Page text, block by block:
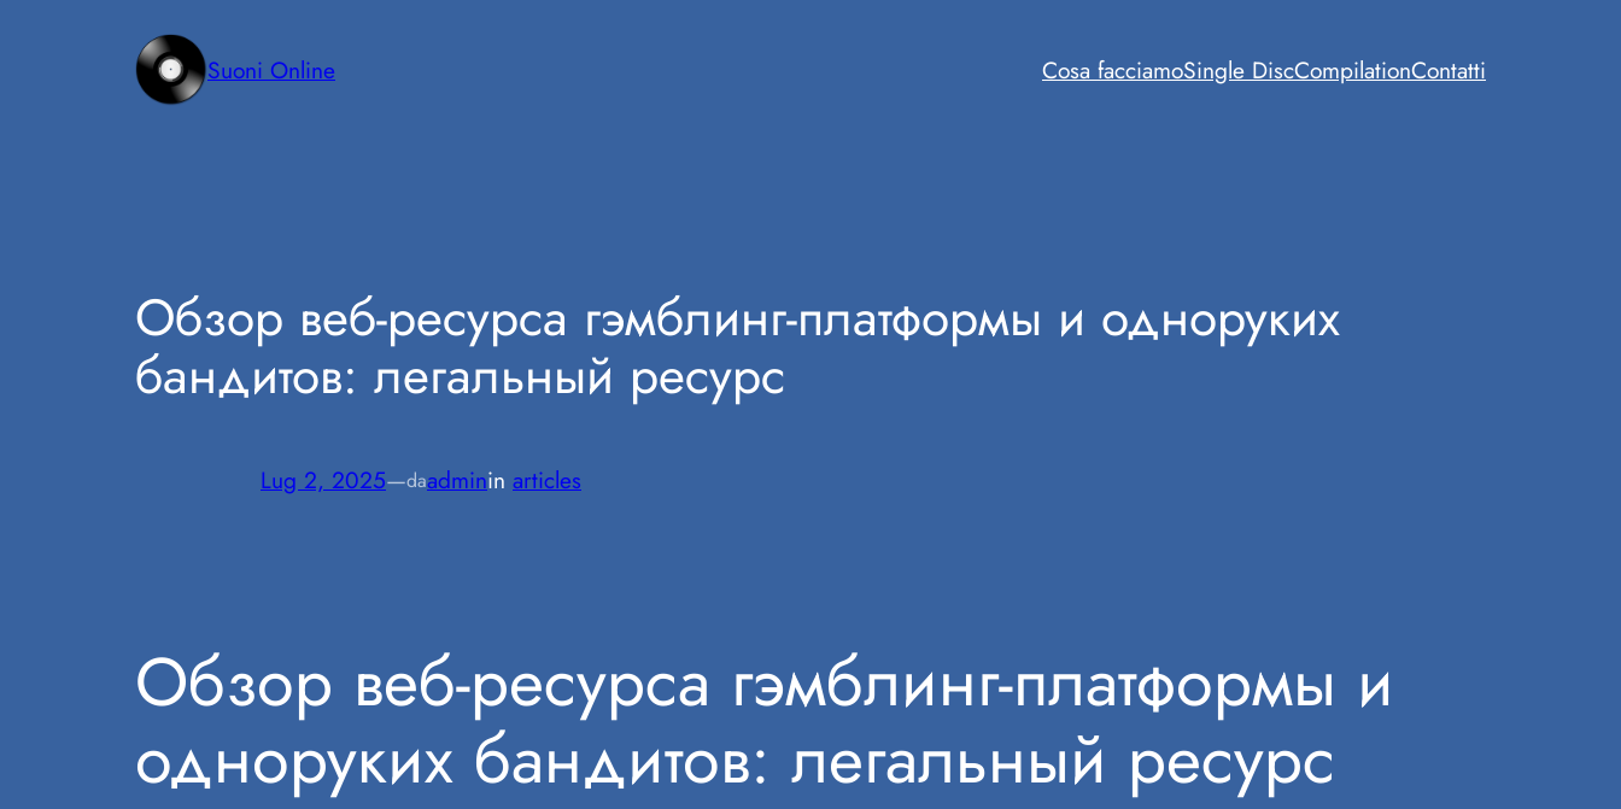
Suoni Online Cosa facciamoSingle DiscCompilationContatti
Обзор веб-ресурса гэмблинг-платформы и одноруких
бандитов: легальный ресурс
Lug 2, 2025—daadminin articles
Обзор веб-ресурса гэмблинг-платформы и
одноруких бандитов: легальный ресурс